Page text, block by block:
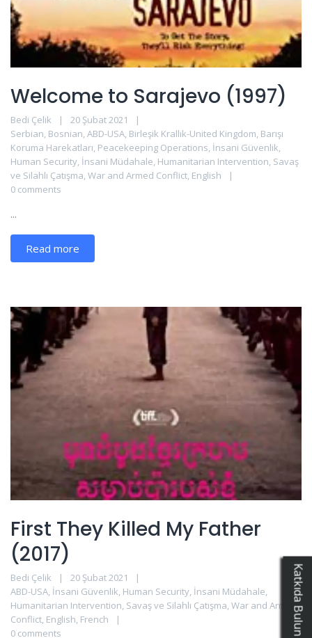
Welcome to Sarajevo (1997)
Bedi Çelik
20 Şubat 2021
Serbian, Bosnian, ABD-USA, Birleşik Krallık-United Kingdom, Barışı
Koruma Harekatları, Peacekeeping Operations, İnsani Güvenlik,
Human Security, İnsani Müdahale, Humanitarian Intervention, Savaş
ve Silahlı Çatışma, War and Armed Conflict, English
0 comments
...
Read more
First They Killed My Father
(2017)
Bedi Çelik
20 Şubat 2021
ABD-USA, İnsani Güvenlik, Human Security, İnsani Müdahale,
Humanitarian Intervention, Savaş ve Silahlı Çatışma, War and Armed
Conflict, English, French
0 comments